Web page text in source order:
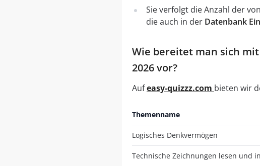
Sie verfolgt die Anzahl der
die auch in der Datenbank
Wie bereitet man sich
2026 vor?
Aufeasy-quizzz.com bieten wir
Themenname
Logisches Denkvermögen
Technische Zeichnungen lesen und